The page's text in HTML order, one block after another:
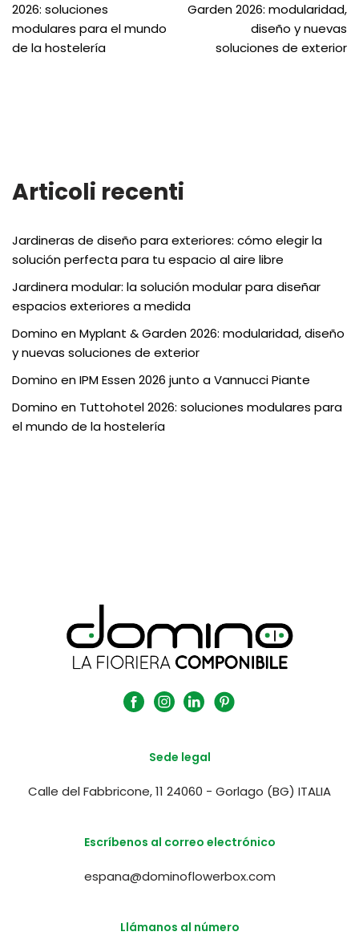
2026: soluciones
modulares para el mundo
de la hostelería
Garden 2026: modularidad,
diseño y nuevas
soluciones de exterior
Articoli recenti
Jardineras de diseño para exteriores: cómo elegir la
solución perfecta para tu espacio al aire libre
Jardinera modular: la solución modular para diseñar
espacios exteriores a medida
Domino en Myplant & Garden 2026: modularidad, diseño
y nuevas soluciones de exterior
Domino en IPM Essen 2026 junto a Vannucci Piante
Domino en Tuttohotel 2026: soluciones modulares para
el mundo de la hostelería
Sede legal
Calle del Fabbricone, 11 24060 - Gorlago (BG) ITALIA
Escríbenos al correo electrónico
espana@dominoflowerbox.com
Llámanos al número